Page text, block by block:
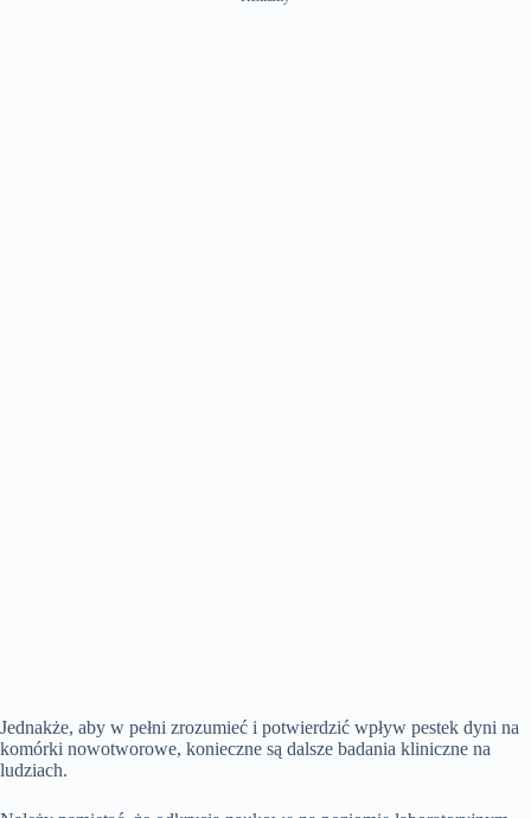
Jednakże, aby w pełni zrozumieć i potwierdzić wpływ pestek dyni na
komórki nowotworowe, konieczne są dalsze badania kliniczne na
ludziach.